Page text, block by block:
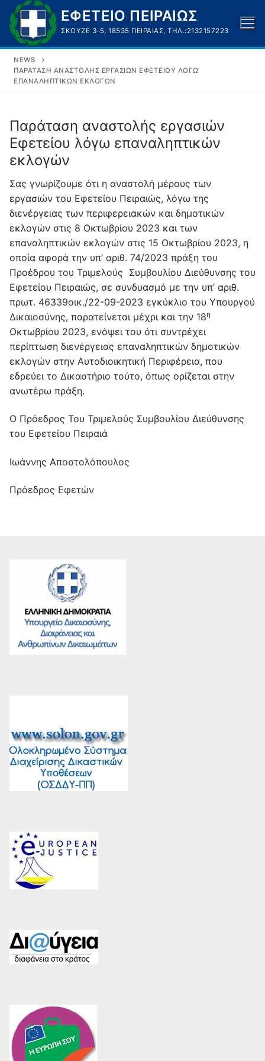
Μετάβαση
στο
περιεχόμενο
ΕΦΕΤΕΙΟ ΠΕΙΡΑΙΩΣ
ΣΚΟΥΖΈ 3-5, 18535 ΠΕΙΡΑΙΆΣ, ΤΗΛ.:2132157223
NEWS
ΠΑΡΆΤΑΣΗ ΑΝΑΣΤΟΛΉΣ ΕΡΓΑΣΙΏΝ ΕΦΕΤΕΊΟΥ ΛΌΓΩ
ΕΠΑΝΑΛΗΠΤΙΚΏΝ ΕΚΛΟΓΏΝ
Παράταση αναστολής εργασιών
Εφετείου λόγω επαναληπτικών
εκλογών
Σας γνωρίζουμε ότι η αναστολή μέρους των
εργασιών του Εφετείου Πειραιώς, λόγω της
διενέργειας των περιφερειακών και δημοτικών
εκλογών στις 8 Οκτωβρίου 2023 και των
επαναληπτικών εκλογών στις 15 Οκτωβρίου 2023, η
οποία αφορά την υπ’ αριθ. 74/2023 πράξη του
Προέδρου του Τριμελούς Συμβουλίου Διεύθυνσης του
Εφετείου Πειραιώς, σε συνδυασμό με την υπ’ αριθ.
πρωτ. 46339οικ./22-09-2023 εγκύκλιο του Υπουργού
Δικαιοσύνης, παρατείνεται μέχρι και την 18η
Οκτωβρίου 2023, ενόψει του ότι συντρέχει
περίπτωση διενέργειας επαναληπτικών δημοτικών
εκλογών στην Αυτοδιοικητική Περιφέρεια, που
εδρεύει το Δικαστήριο τούτο, όπως ορίζεται στην
ανωτέρω πράξη.
Ο Πρόεδρος Του Τριμελούς Συμβουλίου Διεύθυνσης
του Εφετείου Πειραιά
Ιωάννης Αποστολόπουλος
Πρόεδρος Εφετών